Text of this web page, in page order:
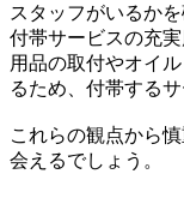
スタッフがいるか
付帯サービスの充
用品の取付やオイ
るため、付帯する
これらの観点から
会えるでしょう。